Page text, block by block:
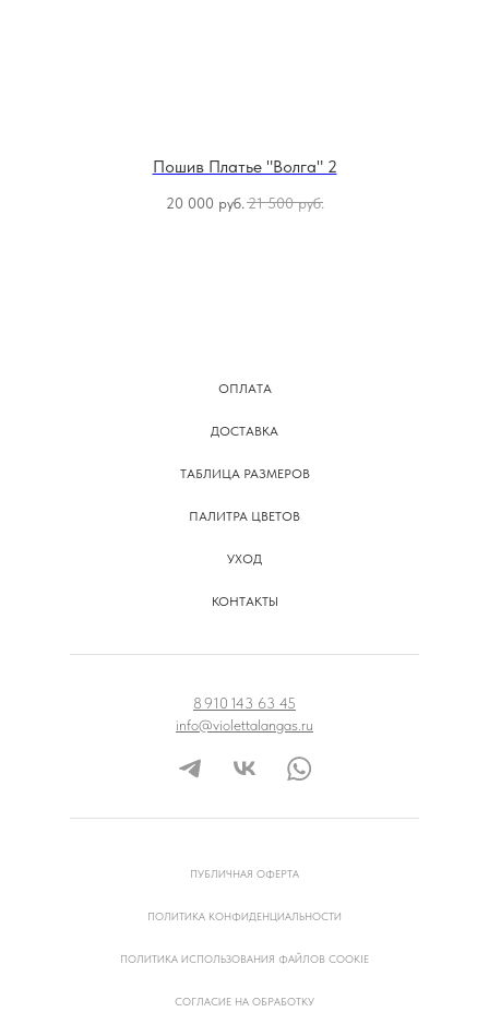
Пошив Платье "Волга" 2
20 000 руб. 21 500 руб.
ОПЛАТА
ДОСТАВКА
ТАБЛИЦА РАЗМЕРОВ
ПАЛИТРА ЦВЕТОВ
УХОД
КОНТАКТЫ
8 910 143 63 45
info@violettalangas.ru
ПУБЛИЧНАЯ ОФЕРТА
ПОЛИТИКА КОНФИДЕНЦИАЛЬНОСТИ
ПОЛИТИКА ИСПОЛЬЗОВАНИЯ ФАЙЛОВ COOKIE
СОГЛАСИЕ НА ОБРАБОТКУ